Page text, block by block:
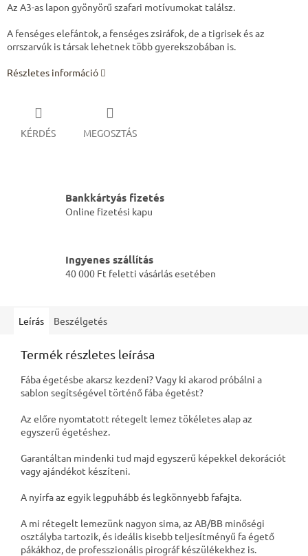
Az A3-as lapon gyönyörű szafari motívumokat találsz.
A fenséges elefántok, a fenséges zsiráfok, de a tigrisek és az
orrszarvúk is társak lehetnek több gyerekszobában is.
Részletes információ
KÉRDÉS MEGOSZTÁS
Bankkártyás fizetés
Online fizetési kapu
Ingyenes szállítás
40 000 Ft feletti vásárlás esetében
Leírás Beszélgetés
Termék részletes leírása
Fába égetésbe akarsz kezdeni? Vagy ki akarod próbálni a
sablon segítségével történő fába égetést?
Az előre nyomtatott rétegelt lemez tökéletes alap az
egyszerű égetéshez.
Garantáltan mindenki tud majd egyszerű képekkel dekorációt
vagy ajándékot készíteni.
A nyírfa az egyik legpuhább és legkönnyebb fafajta.
A mi rétegelt lemezünk nagyon sima, az AB/BB minőségi
osztályba tartozik, és ideális kisebb teljesítményű fa égető
pákákhoz, de professzionális pirográf készülékekhez is.